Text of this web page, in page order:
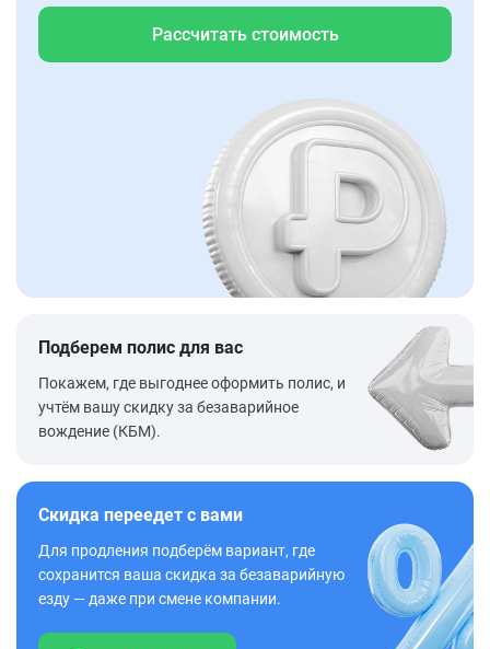
Рассчитать стоимость
Подберем полис для вас
Покажем, где выгоднее оформить полис, и
учтём вашу скидку за безаварийное
вождение (КБМ).
Скидка переедет с вами
Для продления подберём вариант, где
сохранится ваша скидка за безаварийную
езду — даже при смене компании.